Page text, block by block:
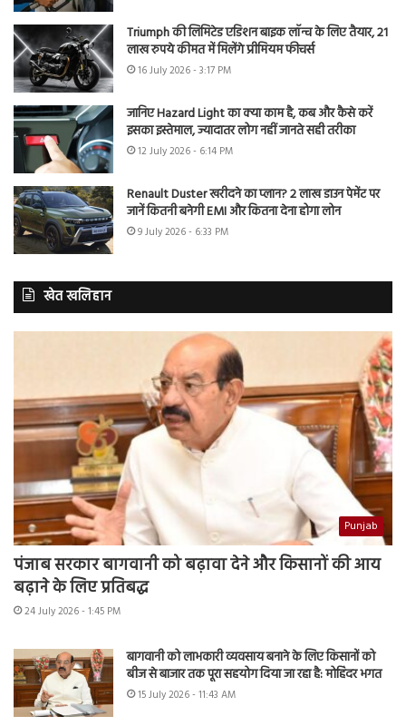
Triumph की लिमिटेड एडिशन बाइक लॉन्च के लिए तैयार, 21
लाख रुपये कीमत में मिलेंगे प्रीमियम फीचर्स
16 July 2026 - 3:17 PM
जानिए Hazard Light का क्या काम है, कब और कैसे करें
इसका इस्तेमाल, ज्यादातर लोग नहीं जानते सही तरीका
12 July 2026 - 6:14 PM
Renault Duster खरीदने का प्लान? 2 लाख डाउन पेमेंट पर
जानें कितनी बनेगी EMI और कितना देना होगा लोन
9 July 2026 - 6:33 PM
खेत खलिहान
Punjab
पंजाब सरकार बागवानी को बढ़ावा देने और किसानों की आय
बढ़ाने के लिए प्रतिबद्ध
24 July 2026 - 1:45 PM
बागवानी को लाभकारी व्यवसाय बनाने के लिए किसानों को
बीज से बाजार तक पूरा सहयोग दिया जा रहा है: मोहिंदर भगत
15 July 2026 - 11:43 AM